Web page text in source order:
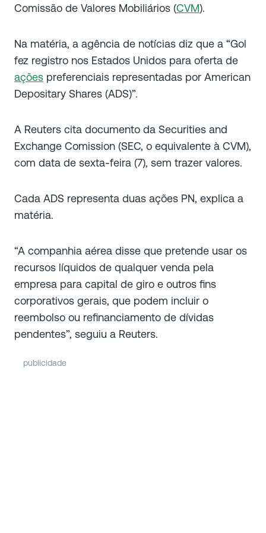
Comissão de Valores Mobiliários (CVM).
Na matéria, a agência de notícias diz que a “Gol
fez registro nos Estados Unidos para oferta de
ações preferenciais representadas por American
Depositary Shares (ADS)”.
A Reuters cita documento da Securities and
Exchange Comission (SEC, o equivalente à CVM),
com data de sexta-feira (7), sem trazer valores.
Cada ADS representa duas ações PN, explica a
matéria.
“A companhia aérea disse que pretende usar os
recursos líquidos de qualquer venda pela
empresa para capital de giro e outros fins
corporativos gerais, que podem incluir o
reembolso ou refinanciamento de dívidas
pendentes”, seguiu a Reuters.
publicidade